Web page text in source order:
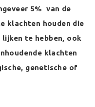
5% van de
klachten houden die
te hebben, ook
klachten
genetische of